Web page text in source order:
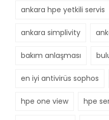
ankara hpe yetkili servis
ankara simplivity
bakım anlaşması
en iyi antivirüs sophos
hpe one view hpe